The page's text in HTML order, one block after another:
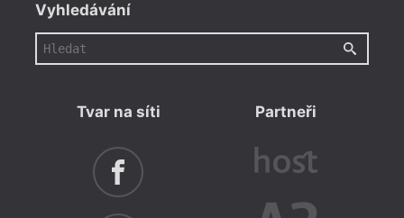
Vyhledávání
Tvar na síti Partneři